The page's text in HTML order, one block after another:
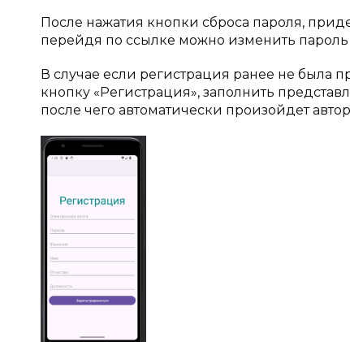
После нажатия кнопки сброса пароля,
перейдя по ссылке можно изменить пароль
В случае если регистрация ранее не была
кнопку «Регистрация», заполнить
после чего автоматически произойдет